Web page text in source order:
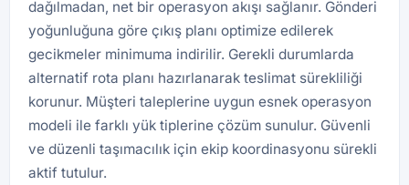
dağılmadan, net bir operasyon akışı sağlanır. Gönderi
yoğunluğuna göre çıkış planı optimize edilerek
gecikmeler minimuma indirilir. Gerekli durumlarda
alternatif rota planı hazırlanarak teslimat sürekliliği
korunur. Müşteri taleplerine uygun esnek operasyon
modeli ile farklı yük tiplerine çözüm sunulur. Güvenli
ve düzenli taşımacılık için ekip koordinasyonu sürekli
aktif tutulur.